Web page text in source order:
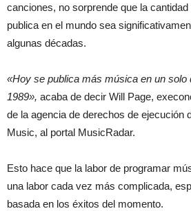
canciones, no sorprende que la
publica en el mundo sea
algunas décadas.
«Hoy se publica más música en un solo
1989», acaba de decir Will Page,
de la agencia de derechos de ejecución
Music, al portal MusicRadar.
Esto hace que la labor de programar
una labor cada vez más complicada,
basada en los éxitos del momento.